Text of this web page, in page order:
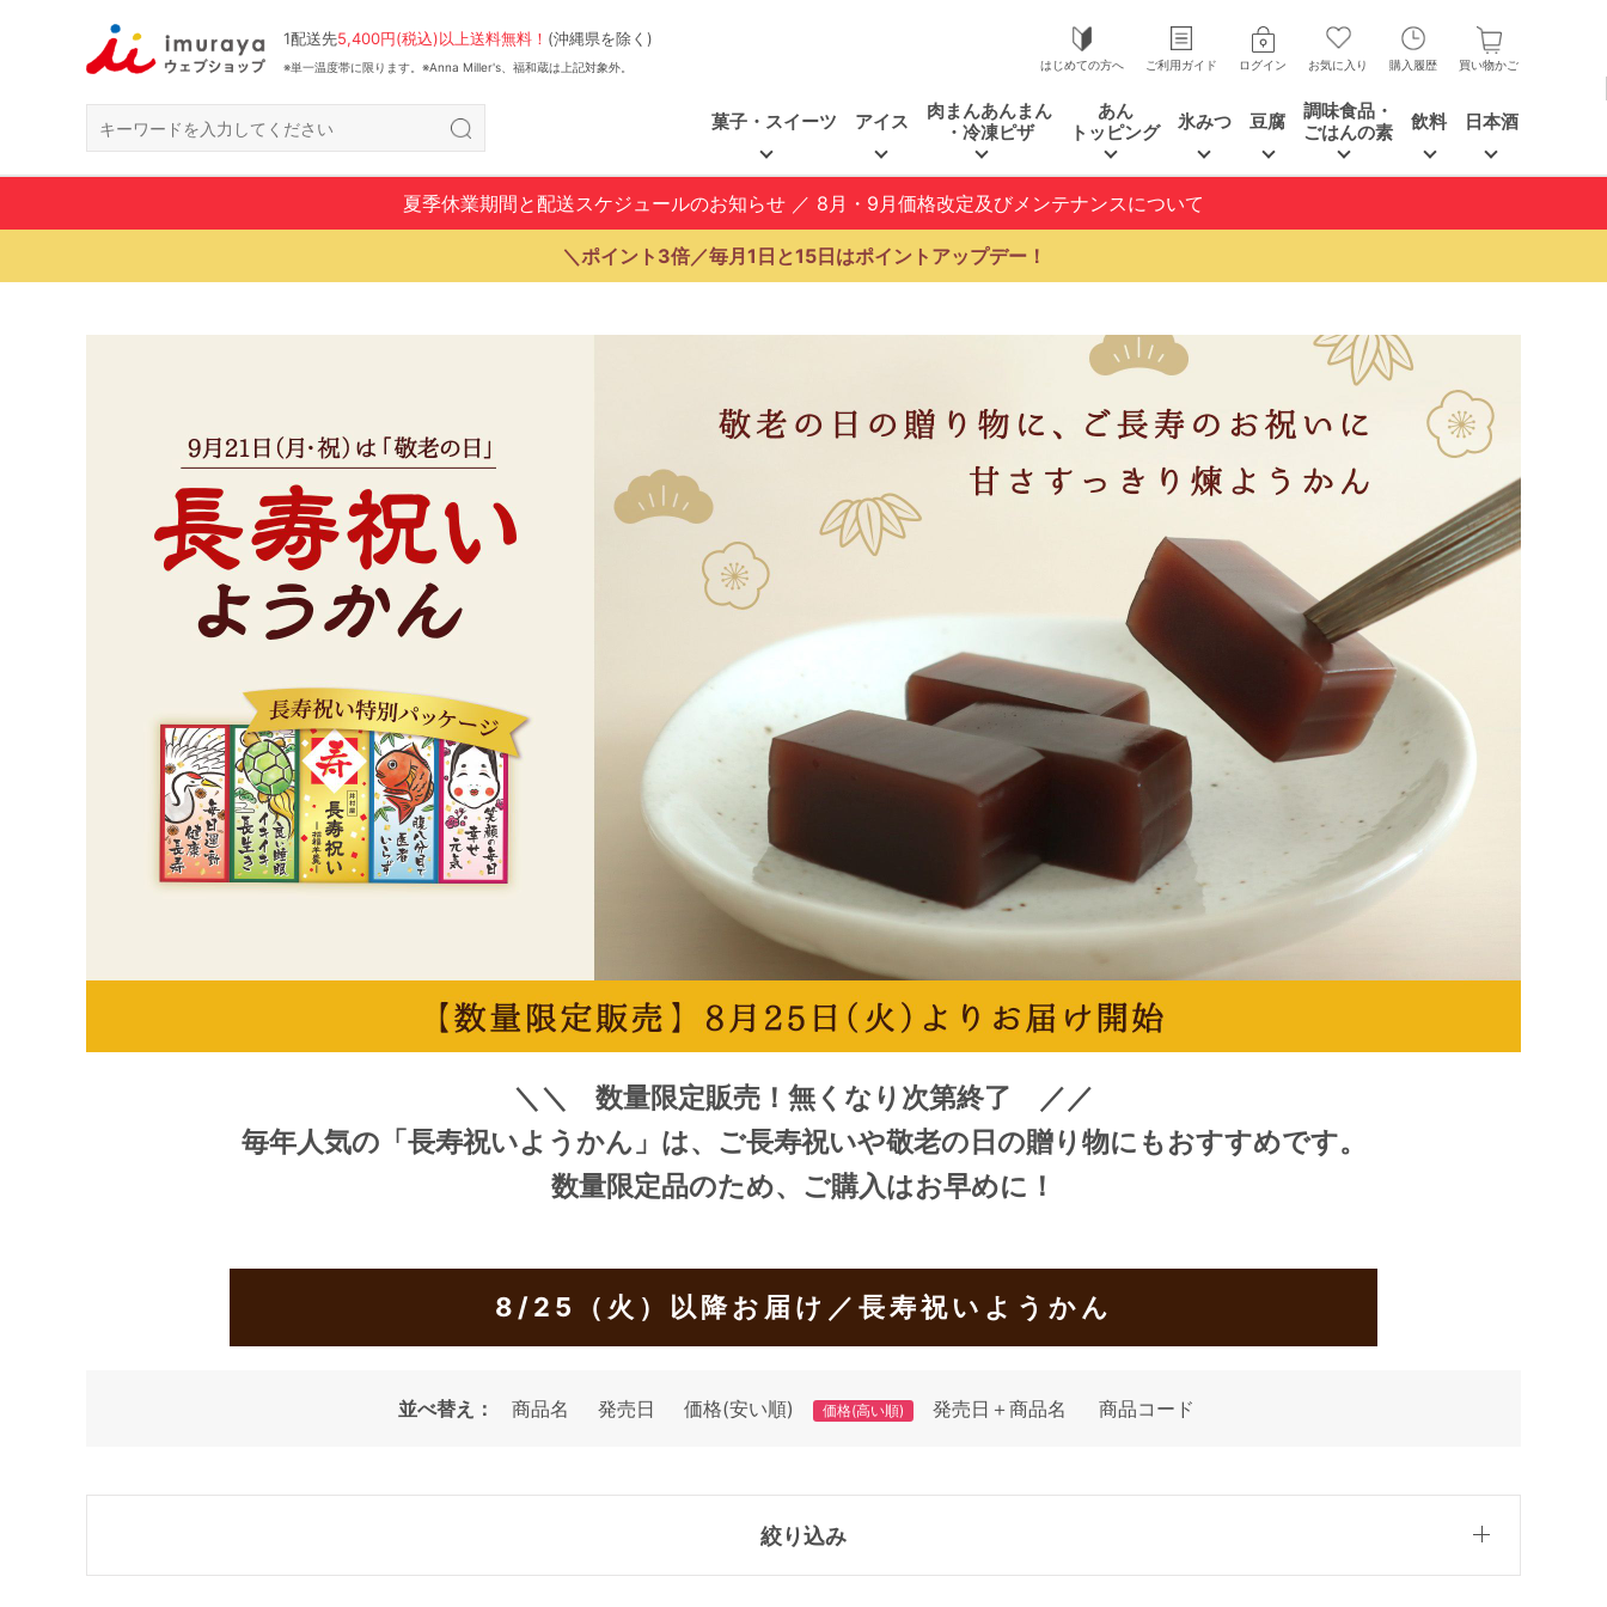
1配送先5,400円(税込)以上送料無料！ (沖縄県を除く)
※単一温度帯に限ります。※Anna Miller's、福和蔵は上記対象外。 はじめての方へ ご利用ガイド ログイン お気に入り 購入履歴 買い物かご
菓子・スイーツ アイス
肉まんあんまん
・冷凍ピザ
あん
トッピング
氷みつ 豆腐
調味食品・
ごはんの素
飲料 日本酒
夏季休業期間と配送スケジュールのお知らせ ／ 8月・9月価格改定及びメンテナンスについて
＼ポイント3倍／毎月1日と15日はポイントアップデー！
＼＼ 数量限定販売！無くなり次第終了 ／／
毎年人気の 「長寿祝いようかん」 は、ご長寿祝いや敬老の日の贈り物にもおすすめです。
数量限定品のため、ご購入はお早めに！
8/25（火）以降お届け／長寿祝いようかん
並べ替え： 商品名 発売日 価格(安い順) 価格(高い順) 発売日＋商品名 商品コード
絞り込み